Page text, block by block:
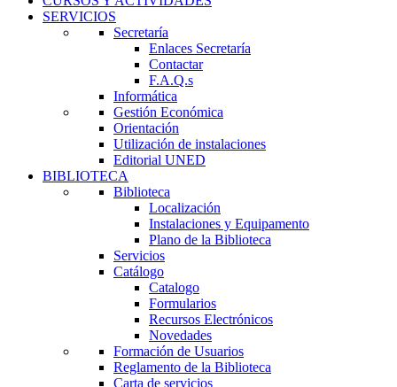
SERVICIOS
Secretaría
Enlaces Secretaría
Contactar
F.A.Q.s
Informática
Gestión Económica
Orientación
Utilización de instalaciones
Editorial UNED
BIBLIOTECA
Biblioteca
Localización
Instalaciones y Equipamento
Plano de la Biblioteca
Servicios
Catálogo
Catalogo
Formularios
Recursos Electrónicos
Novedades
Formación de Usuarios
Reglamento de la Biblioteca
Carta de servicios